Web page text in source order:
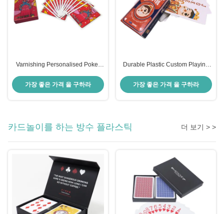
Varnishing Personalised Poker
Cards
가장 좋은 가격 을 구하라
Durable Plastic Custom Playing
Finishing
가장 좋은 가격 을 구하라
카드놀이를 하는 방수 플라스틱 더 보기 > >